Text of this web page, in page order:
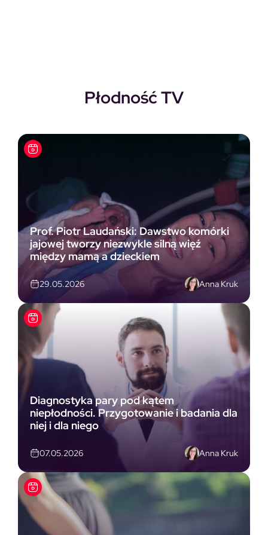
Płodność TV
Prof. Piotr Laudański: Dawstwo komórki
jajowej tworzy niezwykle silną więź
między mamą a dzieckiem
29.05.2026 Anna Kruk
Diagnostyka pary pod kątem
niepłodności. Przygotowanie i badania dla
niej i dla niego
07.05.2026 Anna Kruk